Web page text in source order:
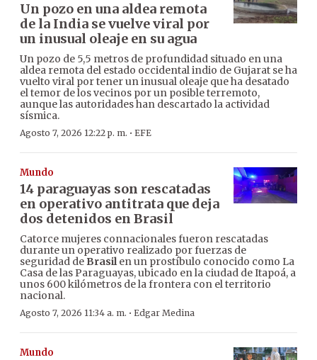
Un pozo en una aldea remota
de la India se vuelve viral por
un inusual oleaje en su agua
Un pozo de 5,5 metros de profundidad situado en una
aldea remota del estado occidental indio de Gujarat se ha
vuelto viral por tener un inusual oleaje que ha desatado
el temor de los vecinos por un posible terremoto,
aunque las autoridades han descartado la actividad
sísmica.
Agosto 7, 2026 12:22 p. m. · EFE
Mundo
14 paraguayas son rescatadas
en operativo antitrata que deja
dos detenidos en Brasil
Catorce mujeres connacionales fueron rescatadas
durante un operativo realizado por fuerzas de
seguridad de Brasilen un prostíbulo conocido como La
Casa de las Paraguayas, ubicado en la ciudad de Itapoá, a
unos 600 kilómetros de la frontera con el territorio
nacional.
Agosto 7, 2026 11:34 a. m. · Edgar Medina
Mundo